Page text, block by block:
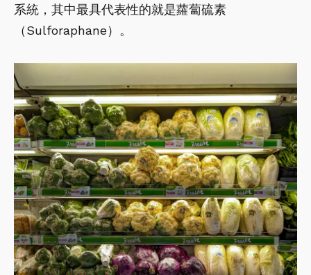
系統，其中最具代表性的就是蘿蔔硫素
（Sulforaphane）。